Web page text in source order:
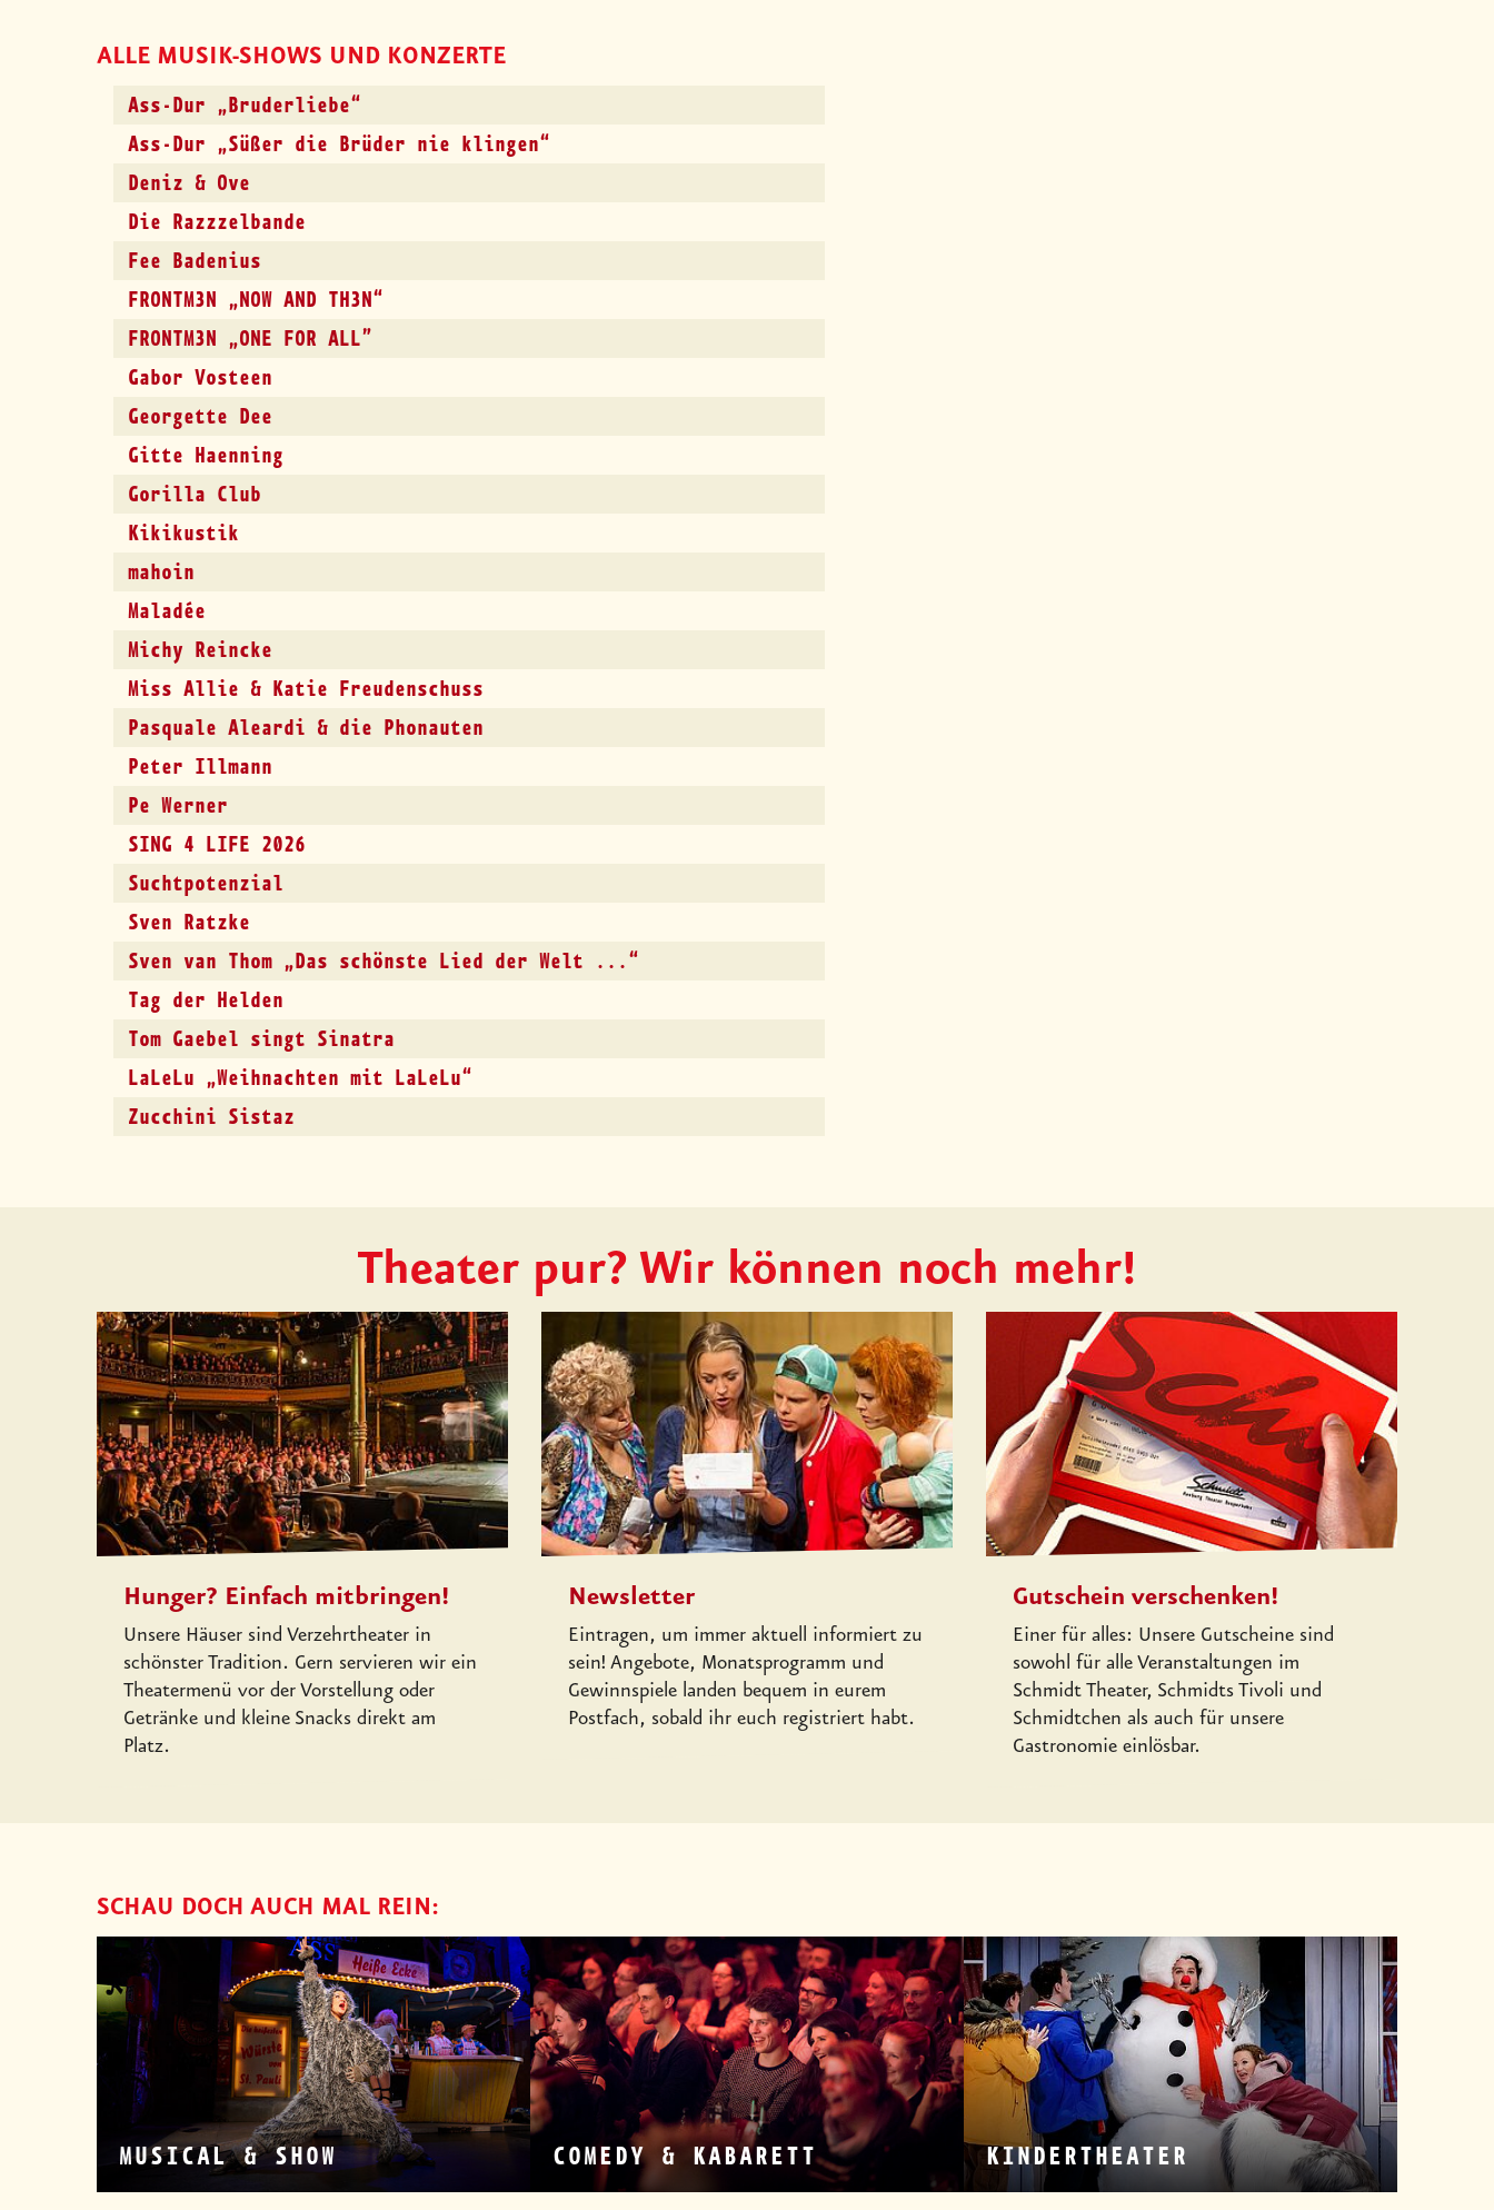
ALLE MUSIK-SHOWS UND KONZERTE
Ass-Dur „Bruderliebe“
Ass-Dur „Süßer die Brüder nie klingen“
Deniz & Ove
Die Razzzelbande
Fee Badenius
FRONTM3N „NOW AND TH3N“
FRONTM3N „ONE FOR ALL”
Gabor Vosteen
Georgette Dee
Gitte Haenning
Gorilla Club
Kikikustik
mahoin
Maladée
Michy Reincke
Miss Allie & Katie Freudenschuss
Pasquale Aleardi & die Phonauten
Peter Illmann
Pe Werner
SING 4 LIFE 2026
Suchtpotenzial
Sven Ratzke
Sven van Thom „Das schönste Lied der Welt ...“
Tag der Helden
Tom Gaebel singt Sinatra
LaLeLu „Weihnachten mit LaLeLu“
Zucchini Sistaz
Theater pur? Wir können noch mehr!
Hunger? Einfach mitbringen!
Unsere Häuser sind Verzehrtheater in
schönster Tradition. Gern servieren wir ein
Theatermenü vor der Vorstellung oder
Getränke und kleine Snacks direkt am
Platz.
Newsletter
Eintragen, um immer aktuell informiert zu
sein! Angebote, Monatsprogramm und
Gewinnspiele landen bequem in eurem
Postfach, sobald ihr euch registriert habt.
Gutschein verschenken!
Einer für alles: Unsere Gutscheine sind
sowohl für alle Veranstaltungen im
Schmidt Theater, Schmidts Tivoli und
Schmidtchen als auch für unsere
Gastronomie einlösbar.
SCHAU DOCH AUCH MAL REIN:
MUSICAL & SHOW COMEDY & KABARETT KINDERTHEATER